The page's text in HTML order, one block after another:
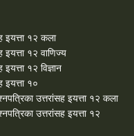
इयत्ता १२ कला
इयत्ता १२ वाणिज्य
इयत्ता १२ विज्ञान
इयत्ता १०
उत्तरांसह इयत्ता १२ कला
उत्तरांसह इयत्ता १२